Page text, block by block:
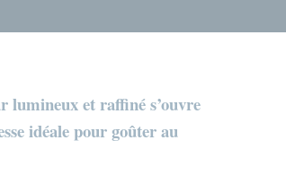
lumineux et raffiné s’ouvre
idéale pour goûter au